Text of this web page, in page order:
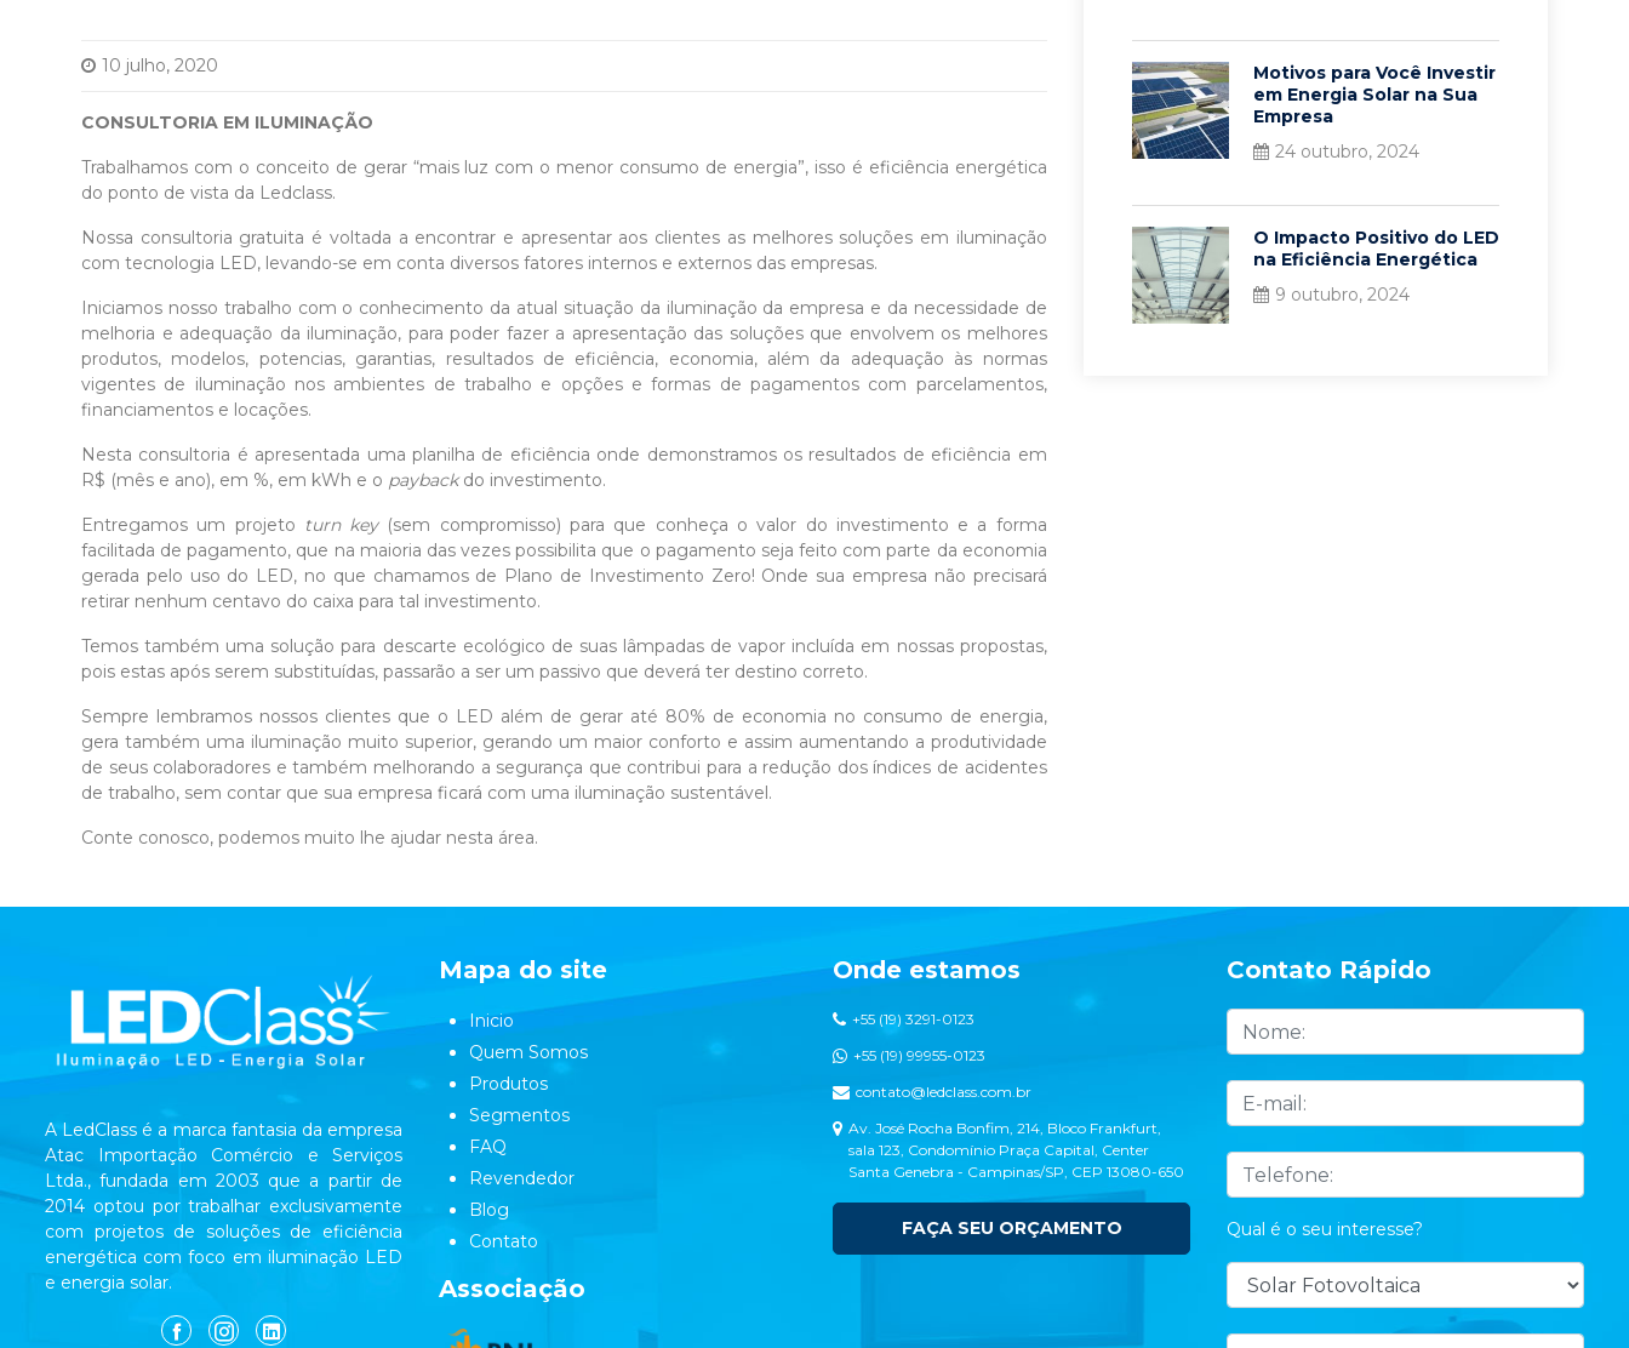
10 julho, 2020
CONSULTORIA EM ILUMINAÇÃO
Trabalhamos com o conceito de gerar “mais luz com o menor consumo de energia”, isso é eficiência energética
do ponto de vista da Ledclass.
Nossa consultoria gratuita é voltada a encontrar e apresentar aos clientes as melhores soluções em iluminação
com tecnologia LED, levando-se em conta diversos fatores internos e externos das empresas.
Iniciamos nosso trabalho com o conhecimento da atual situação da iluminação da empresa e da necessidade de
melhoria e adequação da iluminação, para poder fazer a apresentação das soluções que envolvem os melhores
produtos, modelos, potencias, garantias, resultados de eficiência, economia, além da adequação às normas
vigentes de iluminação nos ambientes de trabalho e opções e formas de pagamentos com parcelamentos,
financiamentos e locações.
Nesta consultoria é apresentada uma planilha de eficiência onde demonstramos os resultados de eficiência em
R$ (mês e ano), em %, em kWh e o paybackdo investimento.
Entregamos um projeto turn key(sem compromisso) para que conheça o valor do investimento e a forma
facilitada de pagamento, que na maioria das vezes possibilita que o pagamento seja feito com parte da economia
gerada pelo uso do LED, no que chamamos de Plano de Investimento Zero! Onde sua empresa não precisará
retirar nenhum centavo do caixa para tal investimento.
Temos também uma solução para descarte ecológico de suas lâmpadas de vapor incluída em nossas propostas,
pois estas após serem substituídas, passarão a ser um passivo que deverá ter destino correto.
Sempre lembramos nossos clientes que o LED além de gerar até 80% de economia no consumo de energia,
gera também uma iluminação muito superior, gerando um maior conforto e assim aumentando a produtividade
de seus colaboradores e também melhorando a segurança que contribui para a redução dos índices de acidentes
de trabalho, sem contar que sua empresa ficará com uma iluminação sustentável.
Conte conosco, podemos muito lhe ajudar nesta área.
Motivos para Você Investir
em Energia Solar na Sua
Empresa
24 outubro, 2024
O Impacto Positivo do LED
na Eficiência Energética
9 outubro, 2024
A LedClass é a marca fantasia da empresa
Atac Importação Comércio e Serviços
Ltda., fundada em 2003 que a partir de
2014 optou por trabalhar exclusivamente
com projetos de soluções de eficiência
energética com foco em iluminação LED
e energia solar.
Mapa do site
Inicio
Quem Somos
Produtos
Segmentos
FAQ
Revendedor
Blog
Contato
Associação
Onde estamos
+55 (19) 3291-0123
+55 (19) 99955-0123
contato@ledclass.com.br
Av. José Rocha Bonfim, 214, Bloco Frankfurt,
sala 123, Condomínio Praça Capital, Center
Santa Genebra - Campinas/SP, CEP 13080-650
FAÇA SEU ORÇAMENTO
Contato Rápido
Qual é o seu interesse?